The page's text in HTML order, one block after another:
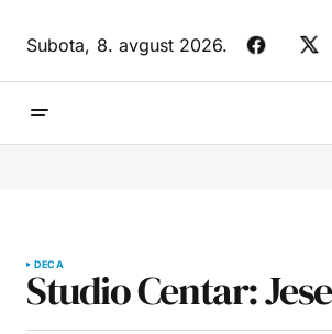
Subota,8. avgust 2026.
DECA
Studio Centar: